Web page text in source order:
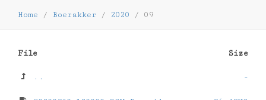
Home / Boerakker / 2020 / 09
File Size
.. -